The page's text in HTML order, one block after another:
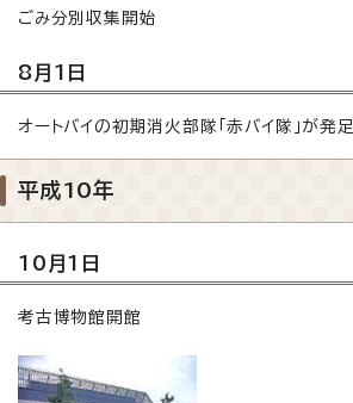
ごみ分別収集開始
8月1日
オートバイの初期消火部隊「赤バイ隊」が発足
平成10年
10月1日
考古博物館開館